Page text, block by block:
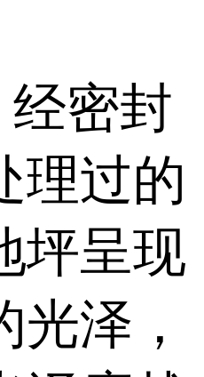
密封
理过的
坪呈现
光泽，